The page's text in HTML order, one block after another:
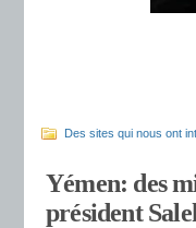
Des sites qui nous ont
Yémen: des
président